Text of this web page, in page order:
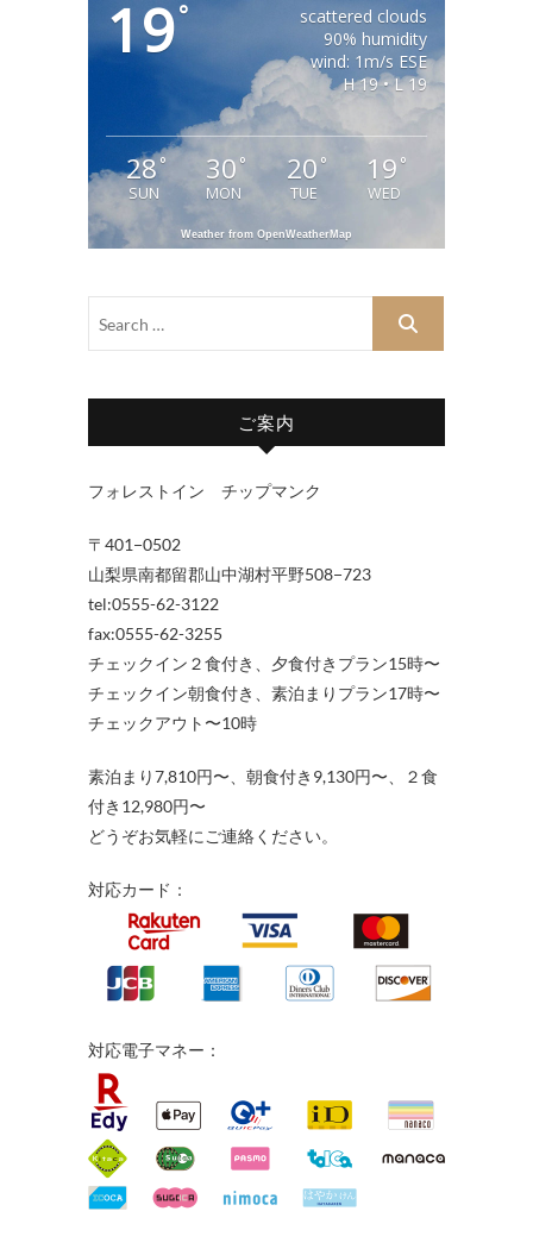
19°
scattered clouds
90% humidity
wind: 1m/s ESE
H 19 • L 19
28 °
SUN
30 °
MON
20°
TUE
19 °
WED
Weather from OpenWeatherMap
ご案内
フォレストイン チップマンク
〒401−0502
山梨県南都留郡山中湖村平野508−723
tel:0555-62-3122
fax:0555-62-3255
チェックイン２食付き、夕食付きプラン15時〜
チェックイン朝食付き、素泊まりプラン17時〜
チェックアウト〜10時
素泊まり7,810円〜、朝食付き9,130円〜、２食
付き12,980円〜
どうぞお気軽にご連絡ください。
対応カード：
対応電子マネー：